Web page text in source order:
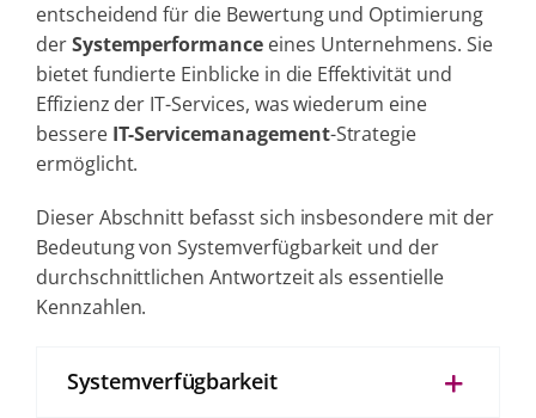
entscheidend für die Bewertung und Optimierung
derSystemperformanceeines Unternehmens. Sie
bietet fundierte Einblicke in die Effektivität und
Effizienz der IT-Services, was wiederum eine
bessere IT-Servicemanagement-Strategie
ermöglicht.
Dieser Abschnitt befasst sich insbesondere mit der
Bedeutung von Systemverfügbarkeit und der
durchschnittlichen Antwortzeit als essentielle
Kennzahlen.
Systemverfügbarkeit